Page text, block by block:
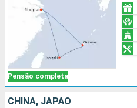
Pensão completa
CHINA, JAPÃO